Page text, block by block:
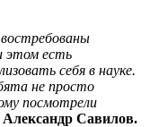
этом есть
себя в науке.
не просто
посмотрели
Александр Савилов.